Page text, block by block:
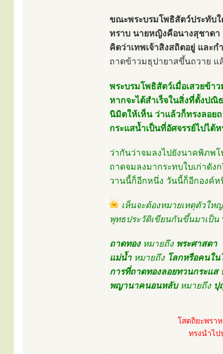
ขณะพระบรมโพธิสัตว์ประทับ
ทราบ นายหญิงคือนางสุชาดา
คิดว่าเทพเจ้าสิงสถิตอยู่ และก
ถาดข้าวมธุปายาสขึ้นถวาย
พระบรมโพธิสัตว์เมื่อเสวยข้า
หากจะได้สำเร็จในสิ่งที่ตั้งป
นิมิตให้เห็น ว่าแล้วก็ทรงลอ
กระแสน้ำเป็นที่อัศจรรย์ไปได้
ว่ากันว่าจมลงไปยังนาคพิภพ
ถาดจมลงมากระทบใบเก่าดัง
วานนี้ก็อีกหนึ่ง วันนี้ก็อีกองค์ห
เห็นจะต้องหมายเหตุตัวให
พุทธประวัติเขียนกันขึ้นมาเป็น
ถาดทองหมายถึง พระศาสดา
แม่น้ำหมายถึง โลกหรือคนใน
การที่ถาดทองลอยทวนกระแส
พญานาคนอนหลับหมายถึง ปุ
โสตถิยะพร
ทรงนำไป